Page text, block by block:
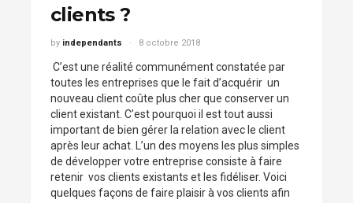
clients ?
by independants 8 octobre 2018
C’est une réalité communément constatée par
toutes les entreprises que le fait d’acquérir un
nouveau client coûte plus cher que conserver un
client existant. C’est pourquoi il est tout aussi
important de bien gérer la relation avec le client
après leur achat. L’un des moyens les plus simples
de développer votre entreprise consiste à faire
retenir vos clients existants et les fidéliser. Voici
quelques façons de faire plaisir à vos clients afin